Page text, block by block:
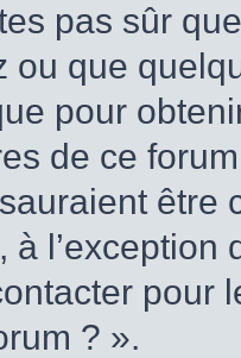
pas sûr
ou que
pour
de ce
être
à
pour
? ».